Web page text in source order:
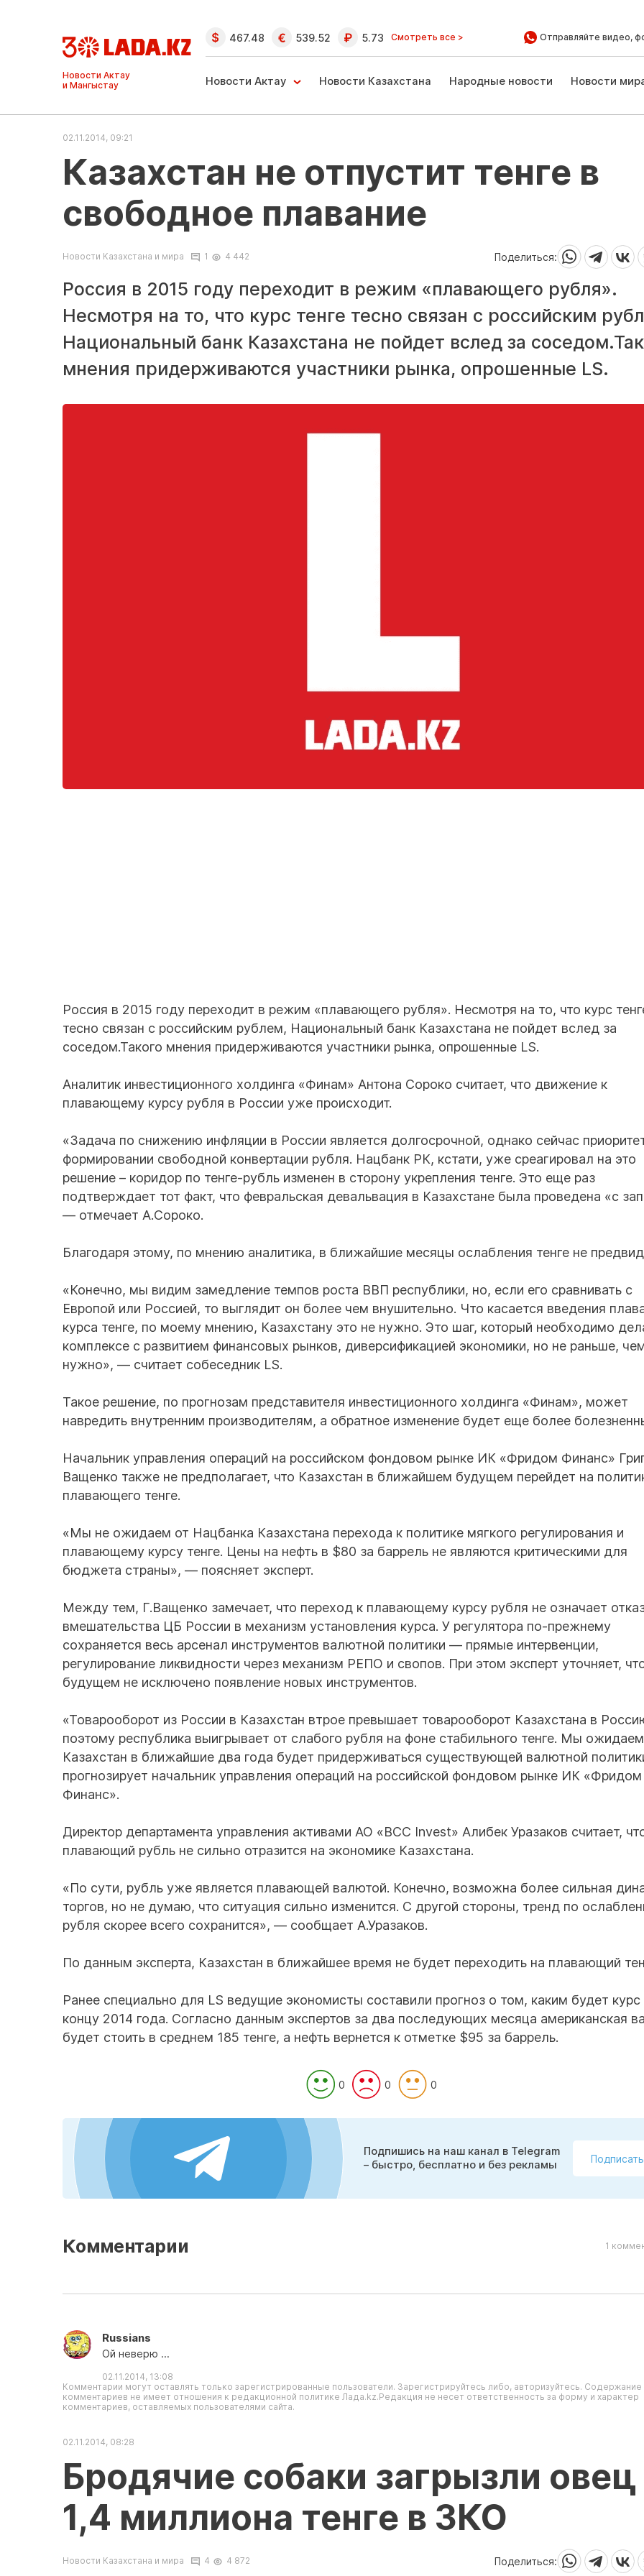
Ақтау және
Манғыстау
жаңалықтары
467.48 539.52 5.73 Смотреть все > Отправляйте видео,
Новости Актау Новости Казахстана Народные новости Новости
02.11.2014, 09:21
Казахстан не отпустит тенге в
свободное плавание
Новости Казахстана и мира 1 4 442 Поделиться:
Россия в 2015 году переходит в режим «плавающего рубля».
Несмотря на то, что курс тенге тесно связан с российским
Национальный банк Казахстана не пойдет вслед за
мнения придерживаются участники рынка, опрошенные LS.
Россия в 2015 году переходит в режим «плавающего рубля». Несмотря на то, что курс
тесно связан с российским рублем, Национальный банк Казахстана не пойдет вслед за
соседом.Такого мнения придерживаются участники рынка, опрошенные LS.
Аналитик инвестиционного холдинга «Финам» Антона Сороко считает, что движение к
плавающему курсу рубля в России уже происходит.
«Задача по снижению инфляции в России является долгосрочной, однако сейчас
формировании свободной конвертации рубля. Нацбанк РК, кстати, уже среагировал на это
решение – коридор по тенге-рубль изменен в сторону укрепления тенге. Это еще раз
подтверждает тот факт, что февральская девальвация в Казахстане была проведена «с
— отмечает А.Сороко.
Благодаря этому, по мнению аналитика, в ближайшие месяцы ослабления тенге не
«Конечно, мы видим замедление темпов роста ВВП республики, но, если его сравнивать с
Европой или Россией, то выглядит он более чем внушительно. Что касается введения
курса тенге, по моему мнению, Казахстану это не нужно. Это шаг, который необходимо
комплексе с развитием финансовых рынков, диверсификацией экономики, но не раньше,
нужно», — считает собеседник LS.
Такое решение, по прогнозам представителя инвестиционного холдинга «Финам», может
навредить внутренним производителям, а обратное изменение будет еще более
Начальник управления операций на российском фондовом рынке ИК «Фридом Финанс»
Ващенко также не предполагает, что Казахстан в ближайшем будущем перейдет на
плавающего тенге.
«Мы не ожидаем от Нацбанка Казахстана перехода к политике мягкого регулирования и
плавающему курсу тенге. Цены на нефть в $80 за баррель не являются критическими для
бюджета страны», — поясняет эксперт.
Между тем, Г.Ващенко замечает, что переход к плавающему курсу рубля не означает
вмешательства ЦБ России в механизм установления курса. У регулятора по-прежнему
сохраняется весь арсенал инструментов валютной политики — прямые интервенции,
регулирование ликвидности через механизм РЕПО и свопов. При этом эксперт уточняет,
будущем не исключено появление новых инструментов.
«Товарооборот из России в Казахстан втрое превышает товарооборот Казахстана в
поэтому республика выигрывает от слабого рубля на фоне стабильного тенге. Мы
Казахстан в ближайшие два года будет придерживаться существующей валютной
прогнозирует начальник управления операций на российской фондовом рынке ИК «Фридом
Финанс».
Директор департамента управления активами АО «BCC Invest» Алибек Уразаков считает,
плавающий рубль не сильно отразится на экономике Казахстана.
«По сути, рубль уже является плавающей валютой. Конечно, возможна более сильная
торгов, но не думаю, что ситуация сильно изменится. С другой стороны, тренд по
рубля скорее всего сохранится», — сообщает А.Уразаков.
По данным эксперта, Казахстан в ближайшее время не будет переходить на плавающий
Ранее специально для LS ведущие экономисты составили прогноз о том, каким будет курс
концу 2014 года. Согласно данным экспертов за два последующих месяца американская
будет стоить в среднем 185 тенге, а нефть вернется к отметке $95 за баррель.
0 0 0
Подпишись на наш канал в Telegram
– быстро, бесплатно и без рекламы
Комментарии 1
Russians
Ой неверю ...
02.11.2014, 13:08
Комментарии могут оставлять только зарегистрированные пользователи. Зарегистрируйтесь либо, авторизуйтесь. Содержание
комментариев не имеет отношения к редакционной политике Лада.kz.Редакция не несет ответственность за форму и характер
комментариев, оставляемых пользователями сайта.
02.11.2014, 08:28
Бродячие собаки загрызли овец
1,4 миллиона тенге в ЗКО
Новости Казахстана и мира 4 4 872 Поделиться: